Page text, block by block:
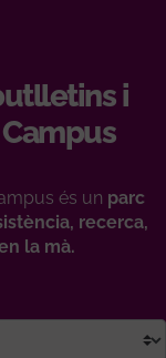
i
és un parc
recerca,
la mà.